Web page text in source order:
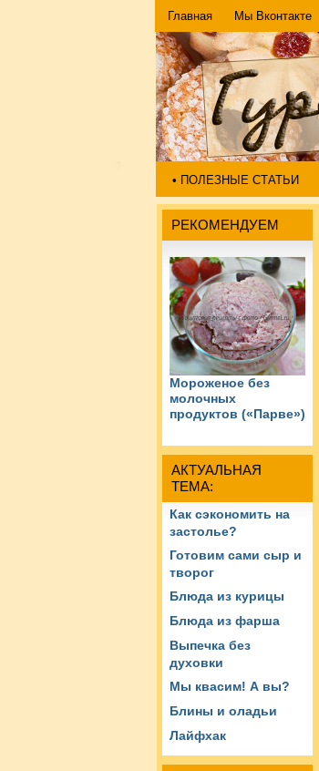
Главная Мы Вконтакте
• ПОЛЕЗНЫЕ СТАТЬИ
РЕКОМЕНДУЕМ
Мороженое без
молочных
продуктов («Парве»)
АКТУАЛЬНАЯ
ТЕМА:
Как сэкономить на
застолье?
Готовим сами сыр и
творог
Блюда из курицы
Блюда из фарша
Выпечка без
духовки
Мы квасим! А вы?
Блины и оладьи
Лайфхак